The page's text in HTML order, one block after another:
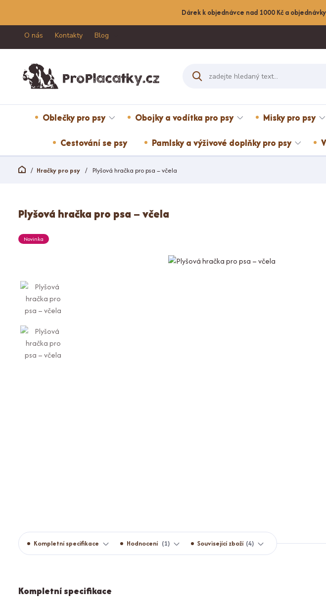
Dárek k objednávce nad 1000 Kč a
O nás Kontakty Blog
Oblečky pro psy Obojky a vodítka pro psy Misky pro psy
Cestování se psy Pamlsky a výživové doplňky pro psy
Hračky pro psy Plyšová hračka pro psa – včela
Plyšová hračka pro psa – včela
Novinka
Kompletní specifikace Hodnocení 1 Související zboží 4
Kompletní specifikace